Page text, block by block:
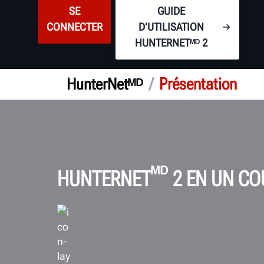
SE
CONNECTER
GUIDE
D’UTILISATION
HUNTERNETᴹᴰ 2
HunterNetᴹᴰ / Présentation
HUNTERNETᴹᴰ 2 EN UN